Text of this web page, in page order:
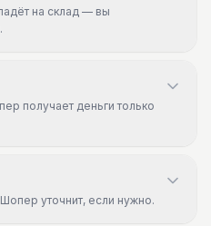
на склад — вы
получает деньги только
уточнит, если нужно.